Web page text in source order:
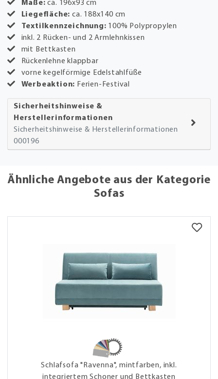
Maße:ca. 196x93 cm
Liegefläche:ca. 188x140 cm
Textilkennzeichnung: 100% Polypropylen
inkl. 2 Rücken- und 2 Armlehnkissen
mit Bettkasten
Rückenlehne klappbar
vorne kegelförmige Edelstahlfüße
Werbeaktion: Ferien-Festival
Sicherheitshinweise &
Herstellerinformationen
Sicherheitshinweise & Herstellerinformationen
000196
Ähnliche Angebote aus der Kategorie
Sofas
Schlafsofa "Ravenna", mintfarben, inkl.
integriertem Schoner und Bettkasten